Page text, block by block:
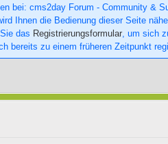
bei: cms2day Forum - Community &
Ihnen die Bedienung dieser Seite
das Registrierungsformular, um sich
bereits zu einem früheren Zeitpunkt